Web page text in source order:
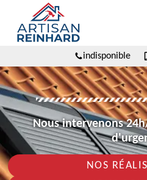
indisponible
Nous intervenons
NOS